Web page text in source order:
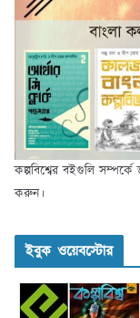
কল্পবিশ্বের বইগুলি
করুন।
ইবুক ওয়েবস্টোর